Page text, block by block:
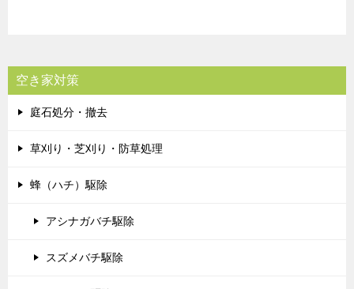
空き家対策
庭石処分・撤去
草刈り・芝刈り・防草処理
蜂（ハチ）駆除
アシナガバチ駆除
スズメバチ駆除